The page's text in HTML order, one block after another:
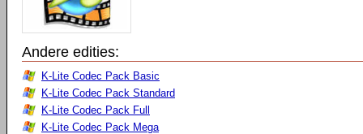
Andere edities:
K-Lite Codec Pack Basic
K-Lite Codec Pack Standard
K-Lite Codec Pack Full
K-Lite Codec Pack Mega